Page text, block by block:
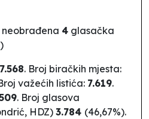
neobrađena 4 glasačka
. Broj biračkih mjesta:
važećih listića: 7.619.
. Broj glasova
HDZ) 3.784 (46,67%).